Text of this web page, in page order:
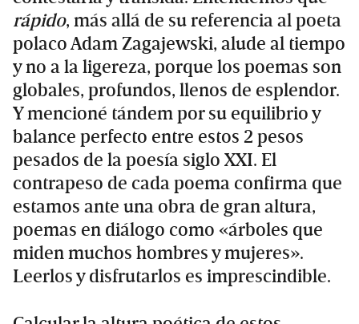
rápido, más allá de su referencia al poeta
polaco Adam Zagajewski, alude al tiempo
y no a la ligereza, porque los poemas son
globales, profundos, llenos de esplendor.
Y mencioné tándem por su equilibrio y
balance perfecto entre estos 2 pesos
pesados de la poesía siglo XXI. El
contrapeso de cada poema confirma que
estamos ante una obra de gran altura,
poemas en diálogo como «árboles que
miden muchos hombres y mujeres».
Leerlos y disfrutarlos es imprescindible.